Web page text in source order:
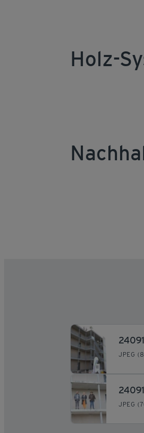
Holz-
JPEG
JPEG